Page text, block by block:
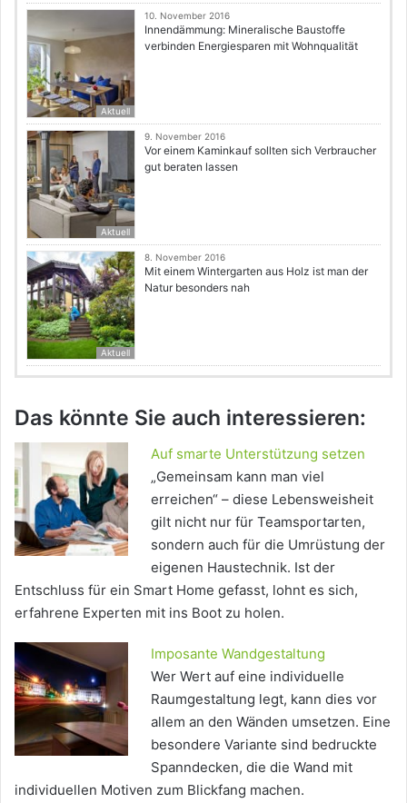
Aktuell
10. November 2016
Innendämmung: Mineralische Baustoffe
verbinden Energiesparen mit Wohnqualität
Aktuell
9. November 2016
Vor einem Kaminkauf sollten sich Verbraucher
gut beraten lassen
Aktuell
8. November 2016
Mit einem Wintergarten aus Holz ist man der
Natur besonders nah
Das könnte Sie auch interessieren:
Auf smarte Unterstützung setzen
„Gemeinsam kann man viel
erreichen“ – diese Lebensweisheit
gilt nicht nur für Teamsportarten,
sondern auch für die Umrüstung der
eigenen Haustechnik. Ist der
Entschluss für ein Smart Home gefasst, lohnt es sich,
erfahrene Experten mit ins Boot zu holen.
Imposante Wandgestaltung
Wer Wert auf eine individuelle
Raumgestaltung legt, kann dies vor
allem an den Wänden umsetzen. Eine
besondere Variante sind bedruckte
Spanndecken, die die Wand mit
individuellen Motiven zum Blickfang machen.